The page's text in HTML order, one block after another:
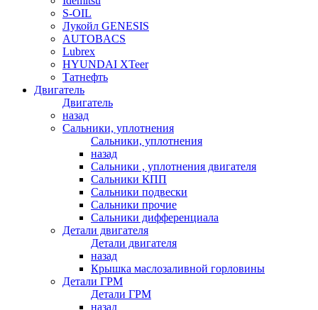
S-OIL
Лукойл GENESIS
AUTOBACS
Lubrex
HYUNDAI XTeer
Татнефть
Двигатель
Двигатель
назад
Сальники, уплотнения
Сальники, уплотнения
назад
Сальники , уплотнения двигателя
Сальники КПП
Сальники подвески
Сальники прочие
Сальники дифференциала
Детали двигателя
Детали двигателя
назад
Крышка маслозаливной горловины
Детали ГРМ
Детали ГРМ
назад